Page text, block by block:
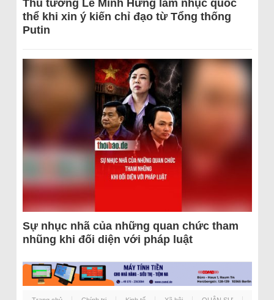
Thủ tướng Lê Minh Hưng làm nhục quốc
thể khi xin ý kiến chỉ đạo từ Tổng thống
Putin
Sự nhục nhã của những quan chức tham
nhũng khi đối diện với pháp luật